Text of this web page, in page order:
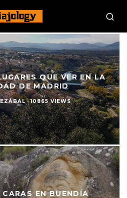
QUE VER EN LA
DE MADRID
· 10865 VIEWS
EN BUENDÍA